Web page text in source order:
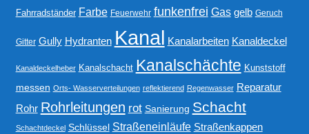
Fahrradständer Farbe Feuerwehr funkenfrei Gas gelb Geruch
Gitter Gully Hydranten Kanal Kanalarbeiten Kanaldeckel
Kanaldeckelheber Kanalschacht Kanalschächte Kunststoff
messen Orts- Wasserverteilungen reflektierend Regenwasser Reparatur
Rohr Rohrleitungen rot Sanierung Schacht
Schachtdeckel Schlüssel Straßeneinläufe Straßenkappen